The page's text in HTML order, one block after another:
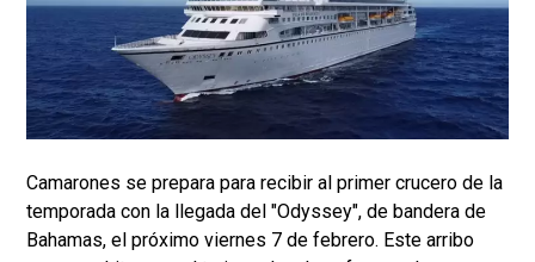
Camarones se prepara para recibir al primer crucero de la
temporada con la llegada del "Odyssey", de bandera de
Bahamas, el próximo viernes 7 de febrero. Este arribo